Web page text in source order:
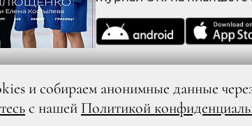
и собираем анонимные данные
с нашей Политикой